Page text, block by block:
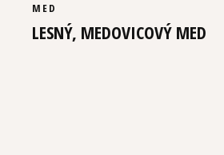
MED
LESNÝ, MEDOVICOVÝ MED